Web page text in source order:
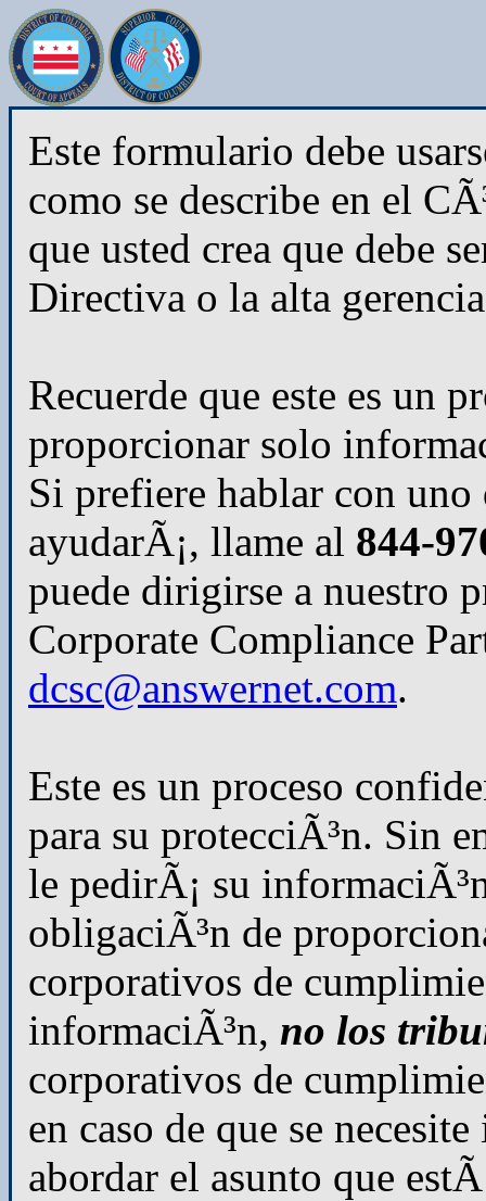
Este formulario debe
como se describe en el
que usted crea que debe
Directiva o la alta
Recuerde que este es un
proporcionar solo
Si prefiere hablar con uno
ayudarÃ¡, llame al 844-
puede dirigirse a nuestro
Corporate Compliance
dcsc@answernet.com.
Este es un proceso
para su protecciÃ³n. Sin
le pedirÃ¡ su
obligaciÃ³n de
corporativos de
informaciÃ³n, no los
corporativos de
en caso de que se
abordar el asunto que